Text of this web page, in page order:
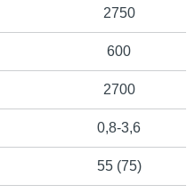
2750
600
2700
0,8-3,6
55 (75)